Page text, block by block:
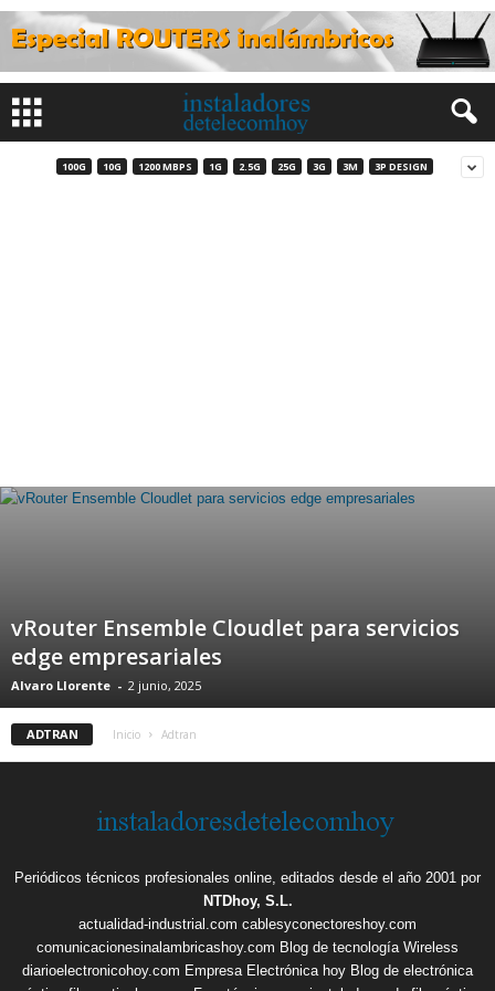
100G 10G 1200 MBPS 1G 2.5G 25G 3G 3M 3P DESIGN
vRouter Ensemble Cloudlet para servicios
edge empresariales
Alvaro Llorente - 2 junio, 2025
ADTRAN Inicio Adtran
Periódicos técnicos profesionales online, editados desde el año 2001 por
NTDhoy, S.L.
actualidad-industrial.com cablesyconectoreshoy.com
comunicacionesinalambricashoy.com Blog de tecnología Wireless
diarioelectronicohoy.com Empresa Electrónica hoy Blog de electrónica